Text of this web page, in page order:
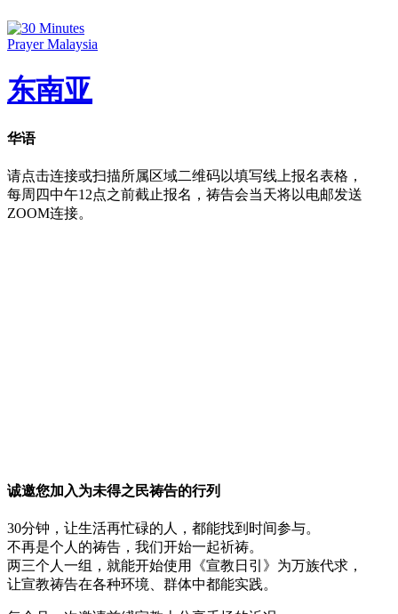
东南亚
华语
请点击连接或扫描所属区域二维码以填写线上报名表格，
每周四中午12点之前截止报名，祷告会当天将以电邮发送
ZOOM连接。
诚邀您加入为未得之民祷告的行列
30分钟，让生活再忙碌的人，都能找到时间参与。
不再是个人的祷告，我们开始一起祈祷。
两三个人一组，就能开始使用《宣教日引》为万族代求，
让宣教祷告在各种环境、群体中都能实践。